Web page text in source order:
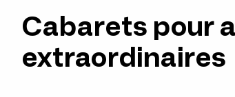
Cabarets pour
extraordinaires